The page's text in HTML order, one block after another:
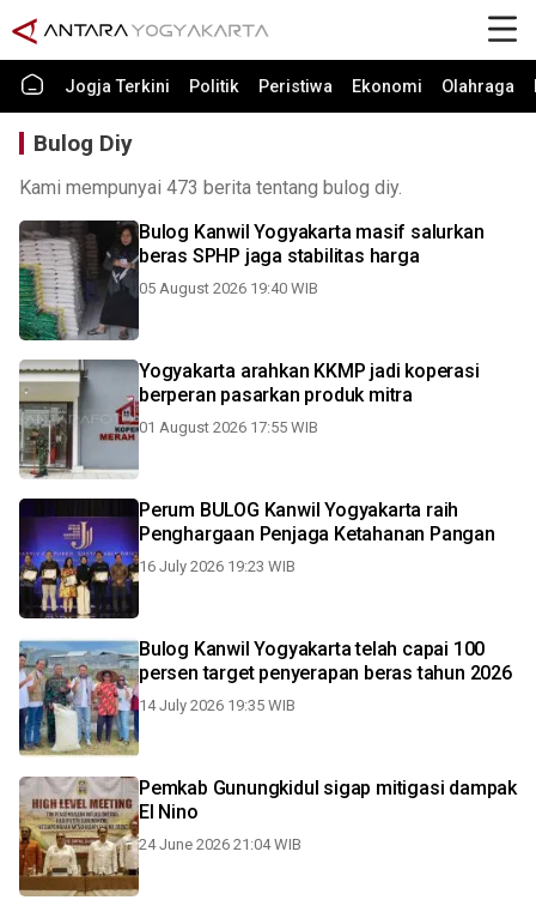
Jogja Terkini Politik Peristiwa Ekonomi Olahraga
Bulog Diy
Kami mempunyai 473 berita tentang bulog diy.
Bulog Kanwil Yogyakarta masif salurkan
beras SPHP jaga stabilitas harga
05 August 2026 19:40 WIB
Yogyakarta arahkan KKMP jadi koperasi
berperan pasarkan produk mitra
01 August 2026 17:55 WIB
Perum BULOG Kanwil Yogyakarta raih
Penghargaan Penjaga Ketahanan Pangan
16 July 2026 19:23 WIB
Bulog Kanwil Yogyakarta telah capai 100
persen target penyerapan beras tahun 2026
14 July 2026 19:35 WIB
Pemkab Gunungkidul sigap mitigasi dampak
El Nino
24 June 2026 21:04 WIB